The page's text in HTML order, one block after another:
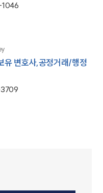
유 변호사,공정거래/행정